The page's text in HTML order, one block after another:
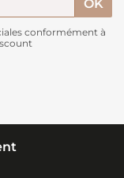
conformément à